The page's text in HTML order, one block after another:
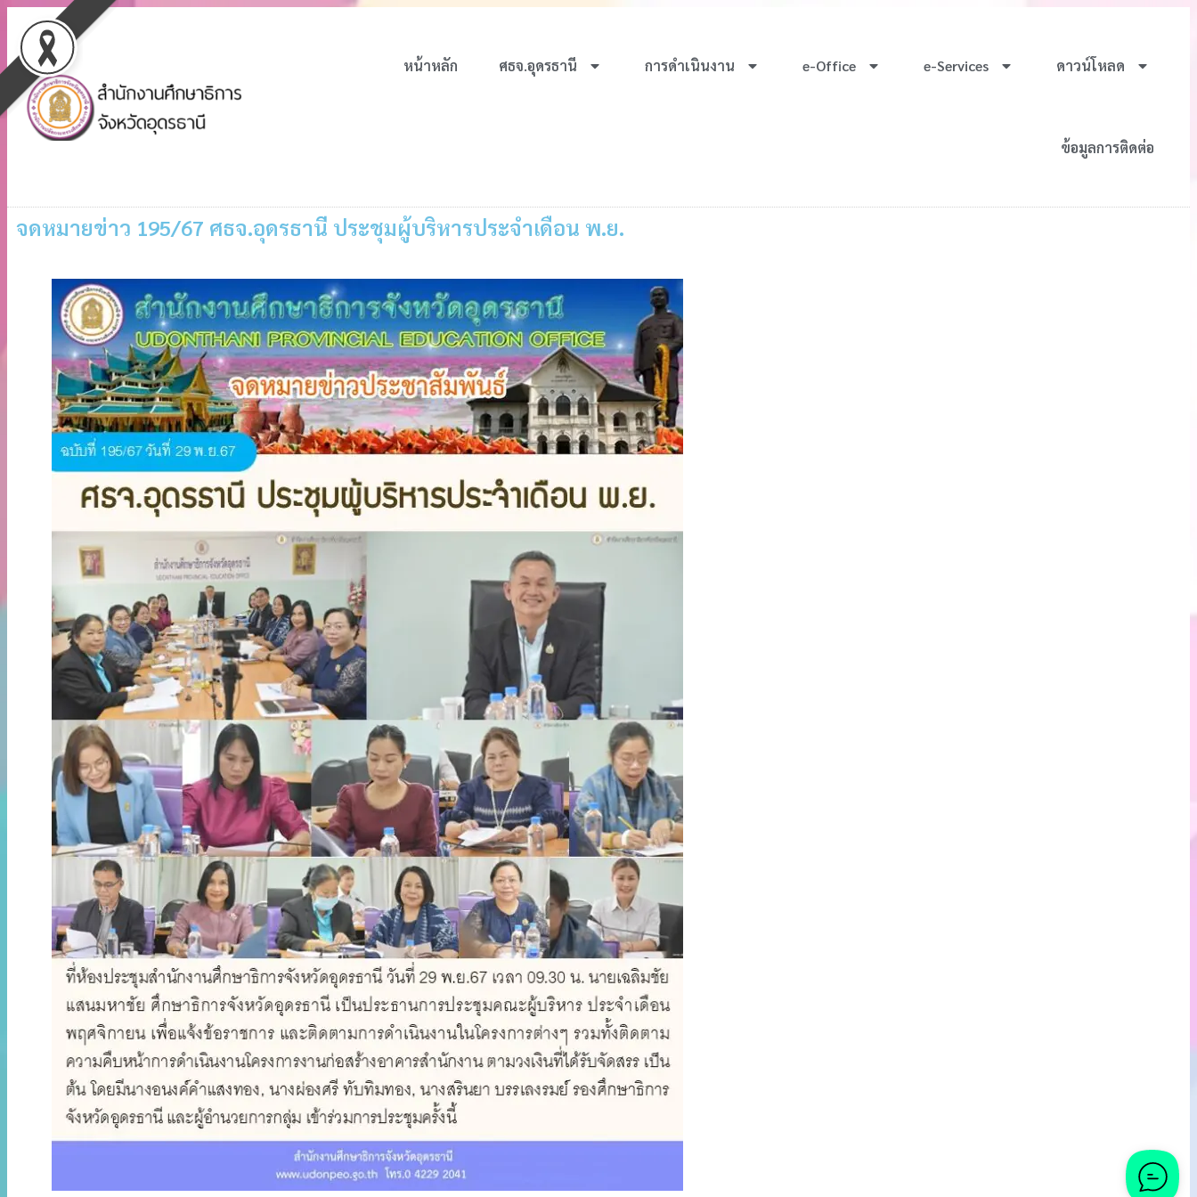
หน้าหลัก ศธจ.อุดรธานี การดำเนินงาน e-Office e-Services ดาวน์โหลด
ข้อมูลการติดต่อ
จดหมายข่าว 195/67 ศธจ.อุดรธานี ประชุมผู้บริหารประจำเดือน พ.ย.